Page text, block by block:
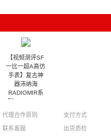
【视频测评SF
一比一超A高仿
手表】复古神
器沛纳海
RADIOMIR系
腕表
代理合作原则
联系客服
支付方式
出货质检